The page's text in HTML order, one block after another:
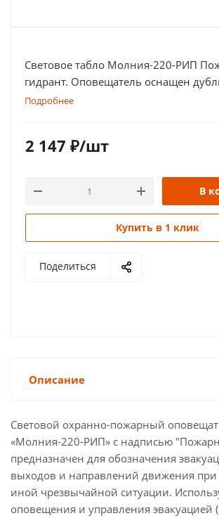
Световое табло Молния-220-РИП
гидрант. Оповещатель оснащен
клеммами
Подробнее
2 147 ₽/шт
В
Купить в 1 клик
Поделиться
Описание
Световой охранно-пожарный
«Молния-220-РИП» с надписью
предназначен для обозначения
выходов и направлений движения
иной чрезвычайной ситуации.
оповещения и управления эвакуацией